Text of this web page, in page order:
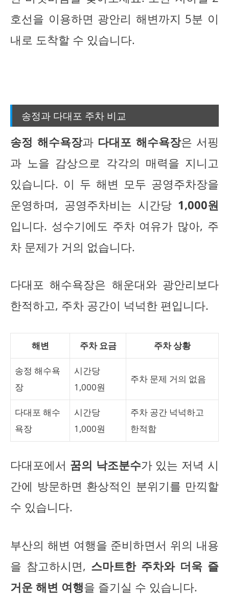
호선을 이용하면 광안리 해변까지 5분 이
내로 도착할 수 있습니다.
송정과 다대포 주차 비교
송정 해수욕장과 다대포 해수욕장은 서핑
과 노을 감상으로 각각의 매력을 지니고
있습니다. 이 두 해변 모두 공영주차장을
운영하며, 공영주차비는 시간당 1,000원
입니다. 성수기에도 주차 여유가 많아, 주
차 문제가 거의 없습니다.
다대포 해수욕장은 해운대와 광안리보다
한적하고, 주차 공간이 넉넉한 편입니다.
해변 주차 요금 주차 상황
송정 해수욕
장
시간당
1,000원
주차 문제 거의 없음
다대포 해수
욕장
시간당
1,000원
주차 공간 넉넉하고
한적함
다대포에서 꿈의 낙조분수가 있는 저녁 시
간에 방문하면 환상적인 분위기를 만끽할
수 있습니다.
부산의 해변 여행을 준비하면서 위의 내용
을 참고하시면, 스마트한 주차와 더욱 즐
거운 해변 여행을 즐기실 수 있습니다.